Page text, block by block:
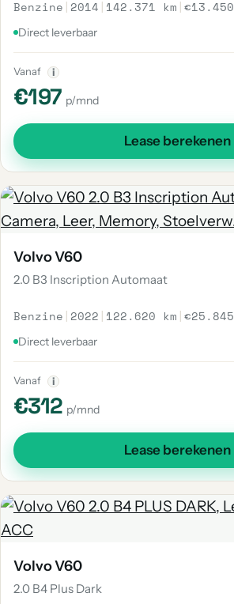
Benzine | 2014 | 142.371 km |€13.450
Direct leverbaar
Vanaf i
€197 p/mnd
Lease berekenen
Volvo V60
2.0 B3 Inscription Automaat
Benzine | 2022 | 122.620 km |€25.845
Direct leverbaar
Vanaf i
€312 p/mnd
Lease berekenen
Volvo V60
2.0 B4 Plus Dark